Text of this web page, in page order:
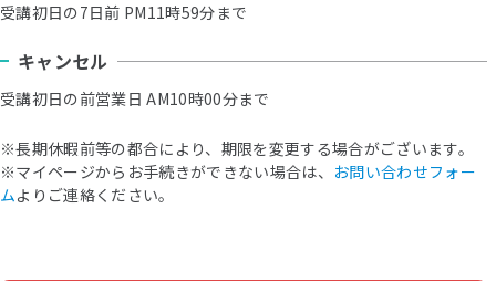
受講初日の7日前 PM11時59分まで
キャンセル
受講初日の前営業日 AM10時00分まで
※長期休暇前等の都合により、期限を変更する場合がございます。
※マイページからお手続きができない場合は、 お問い合わせフォー
ムよりご連絡ください。